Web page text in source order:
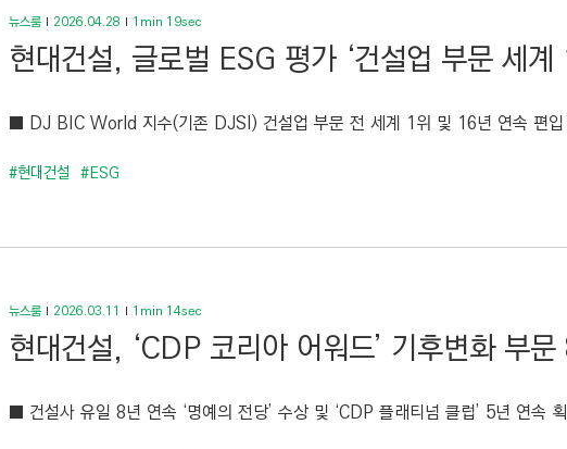
뉴스룸 2026.04.28 1min 19sec
현대건설, 글로벌 ESG 평가 ‘건설업 부문 세계
■ DJ BIC World 지수(기존 DJSI) 건설업 부문 전 세계 1위 및 16년 연속 편
#현대건설 #ESG
뉴스룸 2026.03.11 1min 14sec
현대건설, ‘CDP 코리아 어워드’ 기후변화 부
■ 건설사 유일 8년 연속 ‘명예의 전당’ 수상 및 ‘CDP 플래티넘 클럽’ 5년 연속